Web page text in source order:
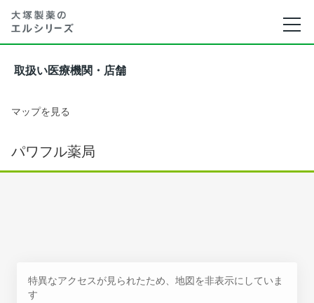
取扱い医療機関・店舗
マップを見る
パワフル薬局
特異なアクセスが見られたため、地図を非表示にしていま
す